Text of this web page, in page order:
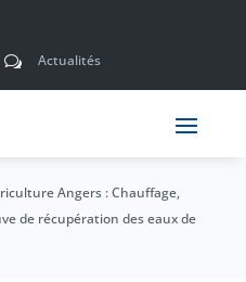
w Actualités
Angers : Chauffage,
de récupération des eaux de